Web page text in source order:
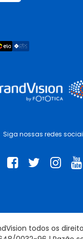
Siga nossas redes
todos os